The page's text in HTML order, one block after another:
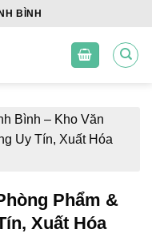
BÌNH
Bình – Kho Văn
Uy Tín, Xuất Hóa
Phẩm &
Xuất Hóa